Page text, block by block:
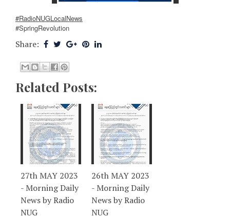
#RadioNUGLocalNews
#SpringRevolution
Share:
Related Posts:
27th MAY 2023
- Morning Daily
News by Radio
NUG
26th MAY 2023
- Morning Daily
News by Radio
NUG